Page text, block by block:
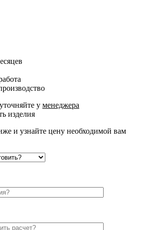
у менеджера
изделия
и узнайте цену необходимой вам